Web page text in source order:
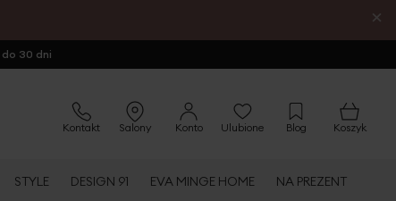
×
do 30 dni
Kontakt Salony Konto Ulubione Blog Koszyk
STYLE DESIGN 91 EVA MINGE HOME NA PREZENT